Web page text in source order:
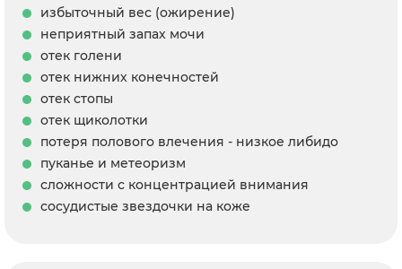
избыточный вес (ожирение)
неприятный запах мочи
отек голени
отек нижних конечностей
отек стопы
отек щиколотки
потеря полового влечения - низкое либидо
пуканье и метеоризм
сложности с концентрацией внимания
сосудистые звездочки на коже